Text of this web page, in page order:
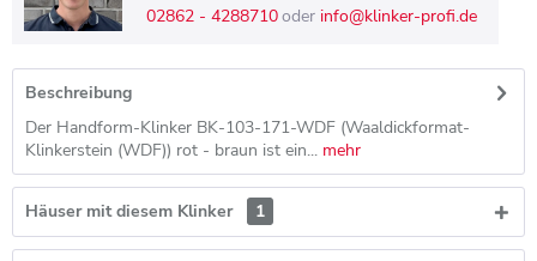
02862 - 4288710oder info@klinker-profi.de
Beschreibung
Der Handform-Klinker BK-103-171-WDF (Waaldickformat-
Klinkerstein (WDF)) rot - braun ist ein... mehr
Häuser mit diesem Klinker 1